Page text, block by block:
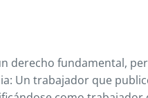
derecho fundamental,
Un trabajador que